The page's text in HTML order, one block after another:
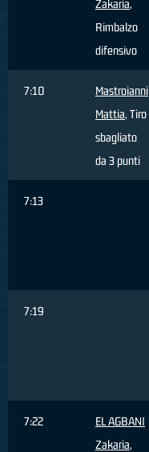
Zakaria,
Rimbalzo
difensivo
7:10
Mastroianni
Mattia, Tiro
sbagliato
da 3 punti
7:13
7:19
7:22
EL AGBANI
Zakaria,